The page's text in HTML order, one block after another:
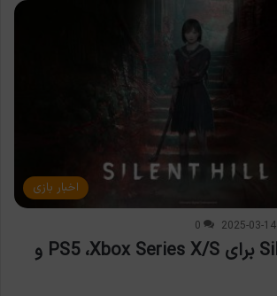
اخبار بازی
2025-03-14
0
بازی Silent Hill f برای PS5 ،Xbox Series X/S و